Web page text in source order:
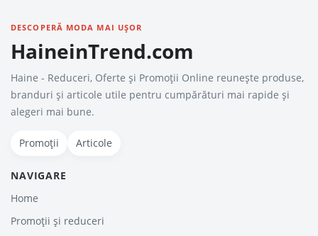
DESCOPERĂ MODA MAI UȘOR
HaineinTrend.com
Haine - Reduceri, Oferte şi Promoţii Online reunește produse,
branduri și articole utile pentru cumpărături mai rapide și
alegeri mai bune.
Promoții Articole
NAVIGARE
Home
Promoții și reduceri